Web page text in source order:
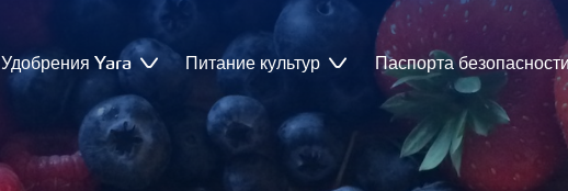
Удобрения Yara Питание культур Паспорта